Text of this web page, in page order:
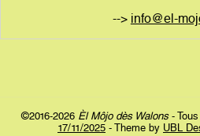
--> info@el-
©2016-2026 Èl Môjo dès Walons-
17/11/2025 - Theme by UBL